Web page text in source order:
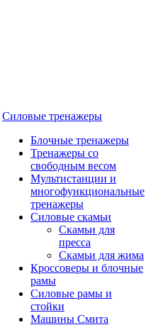
Силовые тренажеры
Блочные тренажеры
Тренажеры со
свободным весом
Мультистанции и
многофункциональные
тренажеры
Силовые скамьи
Скамьи для
пресса
Скамьи для жима
Кроссоверы и блочные
рамы
Силовые рамы и
стойки
Машины Смита